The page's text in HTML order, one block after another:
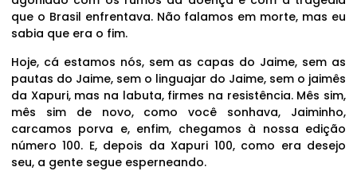
que o Brasil enfrentava. Não falamos em morte, mas eu
sabia que era o fim.
Hoje, cá estamos nós, sem as capas do Jaime, sem as
pautas do Jaime, sem o linguajar do Jaime, sem o jaimês
da Xapuri, mas na labuta, firmes na resistência. Mês sim,
mês sim de novo, como você sonhava, Jaiminho,
carcamos porva e, enfim, chegamos à nossa edição
número 100. E, depois da Xapuri 100, como era desejo
seu, a gente segue esperneando.